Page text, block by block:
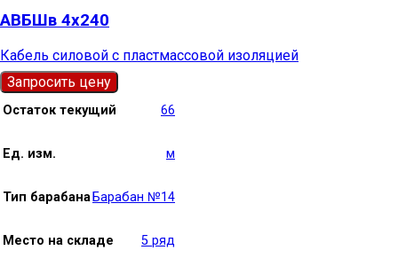
АВБШв 4х240
Кабель силовой с пластмассовой изоляцией
Запросить цену
Остаток текущий 66
Ед. изм. м
Тип барабана Барабан №14
Место на складе 5 ряд